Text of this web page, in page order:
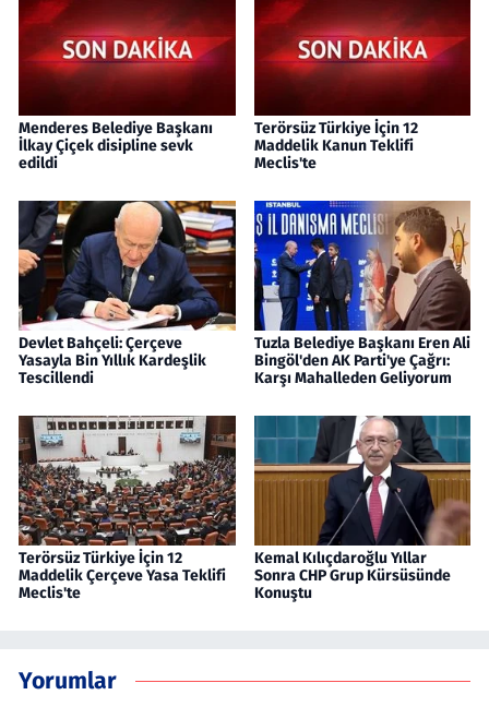
Menderes Belediye Başkanı
İlkay Çiçek disipline sevk
edildi
Terörsüz Türkiye İçin 12
Maddelik Kanun Teklifi
Meclis'te
Devlet Bahçeli: Çerçeve
Yasayla Bin Yıllık Kardeşlik
Tescillendi
Tuzla Belediye Başkanı Eren Ali
Bingöl'den AK Parti'ye Çağrı:
Karşı Mahalleden Geliyorum
Terörsüz Türkiye İçin 12
Maddelik Çerçeve Yasa Teklifi
Meclis'te
Kemal Kılıçdaroğlu Yıllar
Sonra CHP Grup Kürsüsünde
Konuştu
Yorumlar